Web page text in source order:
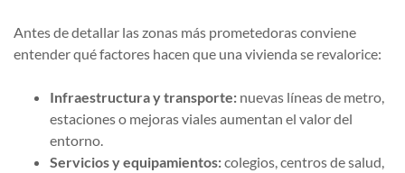
Antes de detallar las zonas más prometedoras conviene
entender qué factores hacen que una vivienda se revalorice:
Infraestructura y transporte: nuevas líneas de metro,
estaciones o mejoras viales aumentan el valor del
entorno.
Servicios y equipamientos:colegios, centros de salud,